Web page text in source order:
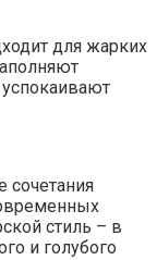
для жарких
стиль – в
и голубого